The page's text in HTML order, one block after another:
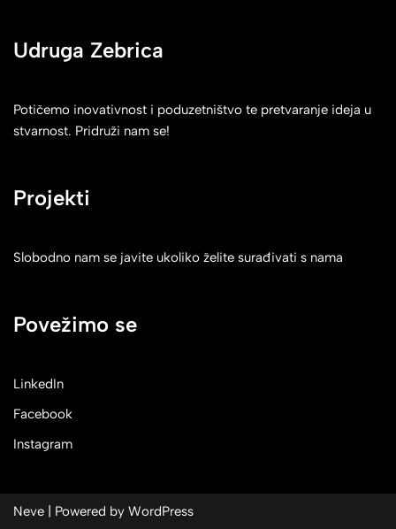
Udruga Zebrica
Potičemo inovativnost i poduzetništvo te pretvaranje ideja u
stvarnost. Pridruži nam se!
Projekti
Slobodno nam se javite ukoliko želite surađivati s nama
Povežimo se
LinkedIn
Facebook
Instagram
Neve | Powered by WordPress